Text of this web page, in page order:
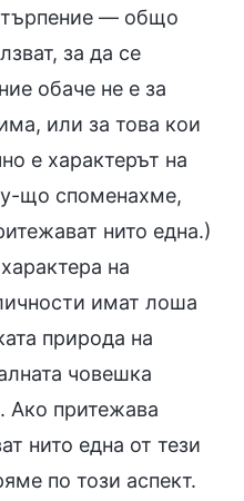
търпение — общо
за да се
обаче не е за
или за това кои
е характерът на
що споменахме,
нито една.)
на
имат лоша
природа на
човешка
Ако притежава
нито една от тези
по този аспект.